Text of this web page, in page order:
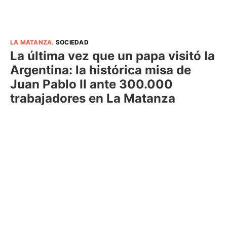
LA MATANZA. SOCIEDAD
La última vez que un papa visitó la
Argentina: la histórica misa de
Juan Pablo II ante 300.000
trabajadores en La Matanza